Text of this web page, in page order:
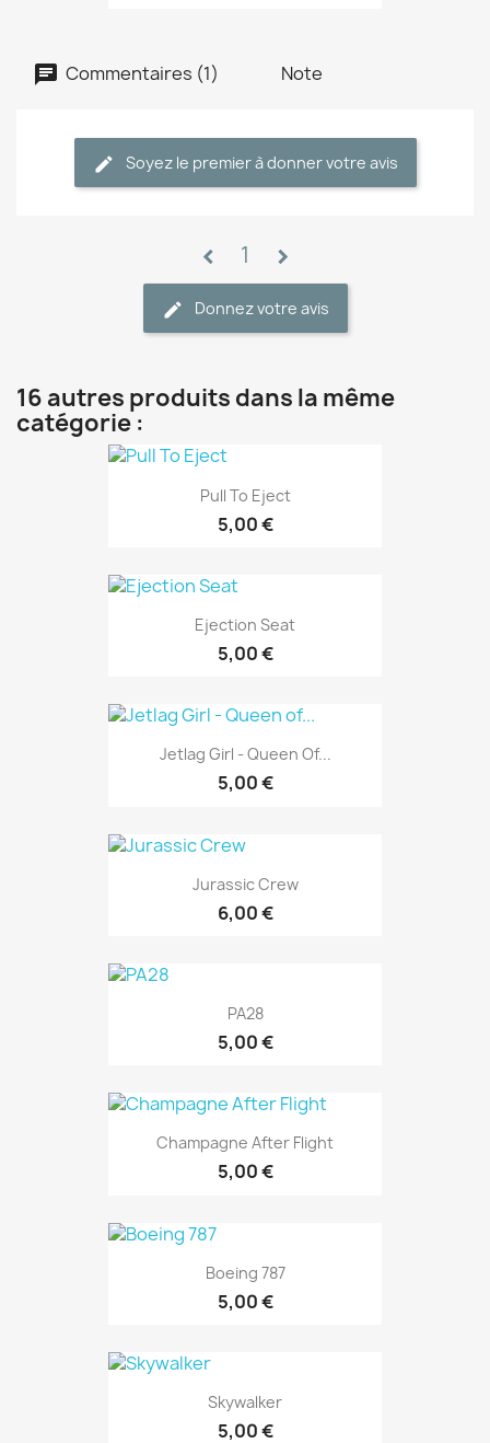
Commentaires (1) Note
Soyez le premier à donner votre avis
chevron_left 1 chevron_right
Donnez votre avis
16 autres produits dans la même
catégorie :
Pull To Eject
5,00 €
Ejection Seat
5,00 €
Jetlag Girl - Queen Of...
5,00 €
Jurassic Crew
6,00 €
PA28
5,00 €
Champagne After Flight
5,00 €
Boeing 787
5,00 €
Skywalker
5,00 €